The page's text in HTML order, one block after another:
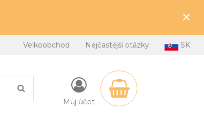
×
Velkoobchod Nejčastější otázky SK
Můj účet